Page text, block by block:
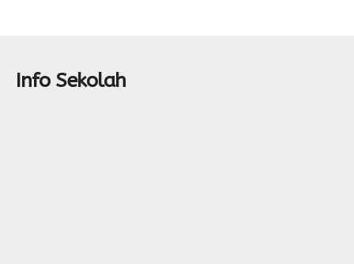
Info Sekolah